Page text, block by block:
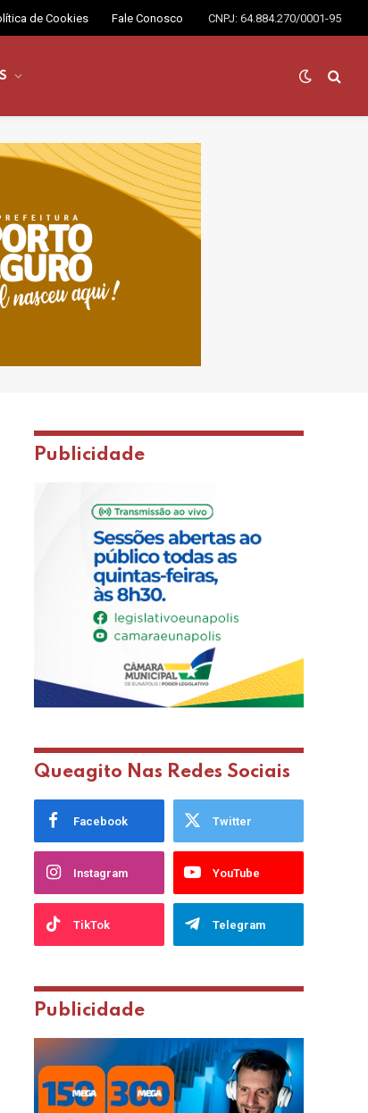
de Cookies Fale Conosco CNPJ: 64.884.270/0001-95
Publicidade
Queagito Nas Redes Sociais
Facebook Twitter
Instagram YouTube
TikTok Telegram
Publicidade